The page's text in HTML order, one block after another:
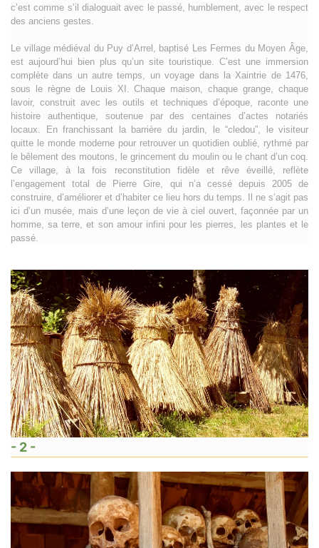
c’est comme s’il dialoguait avec le passé, humblement, avec le respect
des anciens gestes.
Le village médiéval du Puy d’Arrel, baptisé Les Fermes du Moyen Âge,
est aujourd’hui bien plus qu’un site touristique. C’est une immersion
complète dans un autre temps, un voyage dans la Xaintrie de 1476,
sous le règne de Louis XI. Chaque maison, chaque grange, chaque
lavoir, construit avec les outils et techniques d’époque, raconte une
histoire authentique, soutenue par des centaines d’actes notariés
locaux. En franchissant la barrière du jardin, le “cledou”, le visiteur
quitte le monde moderne pour retrouver un quotidien oublié, rythmé par
le bêlement des moutons, le grincement du moulin ou le chant d’un coq.
Ce village, à la fois reconstitution fidèle et rêve éveillé, reflète
l’engagement total de Pierre Gire, qui n’a cessé depuis 2005 de
construire, d’améliorer et d’habiter ce lieu hors du temps. Il ne s’agit pas
ici d’un musée, mais d’une leçon de vie à ciel ouvert, façonnée par un
homme, sa terre, et son amour infini pour les pierres, les plantes et le
passé.
- 2 -